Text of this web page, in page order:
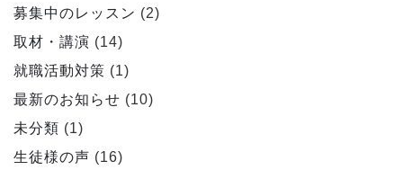
募集中のレッスン (2)
取材・講演 (14)
就職活動対策 (1)
最新のお知らせ (10)
未分類 (1)
生徒様の声 (16)